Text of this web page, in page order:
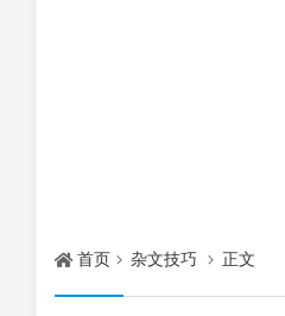
首页 杂文技巧 正文